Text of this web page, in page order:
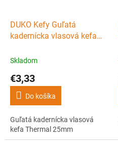
DUKO Kefy Guľatá
kadernícka vlasová kefa
Skladom
€3,33
Do košíka
Guľatá kadernícka vlasová
kefa Thermal 25mm